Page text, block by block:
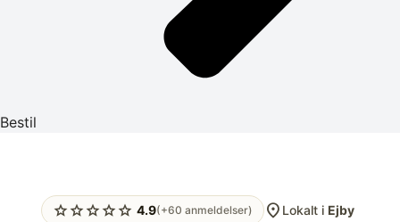
Bestil
starstarstarstarstar 4.9(+60 anmeldelser) location_on Lokalt i Ejby